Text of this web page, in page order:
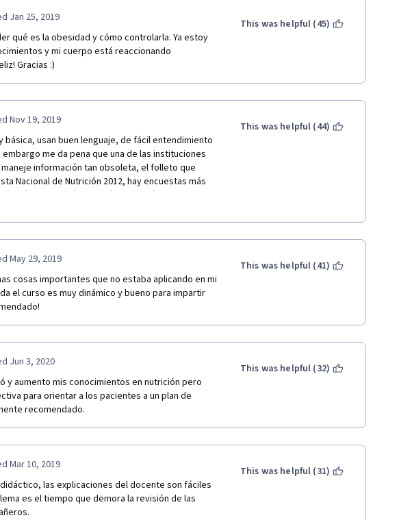
Jan 25, 2019
qué es la obesidad y cómo controlarla. Ya estoy
y mi cuerpo está reaccionando
Gracias :)
This was helpful (45)
Nov 19, 2019
básica, usan buen lenguaje, de fácil entendimiento
me da pena que una de las instituciones
información tan obsoleta, el folleto que
Nacional de Nutrición 2012, hay encuestas más
la última revisión también tiene más de 6 años,
por el hospital Salvador Zubirán de 1996" (hace
salud pública tiene publicaciones muy recientes
México, y no se diga del Instituto Salvador
la OMS aclaró que el consumo de agua tiene que
persona, a menos que esta sufra algún
renales, ascitis, etc. Siguen utilizando
el plato del bien comer es un material más
Soy nutrióloga, me gusta tomar estos cursos para
para la gente en general, estoy segura que
curso, como nutrióloga y como mexicana me dio
y entonces caigo en cuenta del porque
tenemos.
This was helpful (44)
May 29, 2019
cosas importantes que no estaba aplicando en mi
el curso es muy dinámico y bueno para impartir
This was helpful (41)
Jun 3, 2020
y aumento mis conocimientos en nutrición pero
para orientar a los pacientes a un plan de
recomendado.
This was helpful (32)
Mar 10, 2019
las explicaciones del docente son fáciles
es el tiempo que demora la revisión de las
This was helpful (31)